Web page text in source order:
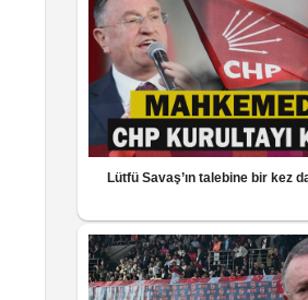
Lütfü Savaş’ın talebine bir kez